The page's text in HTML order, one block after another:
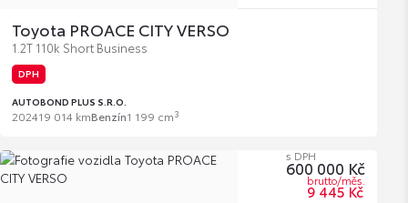
Toyota PROACE CITY VERSO
1.2T 110k Short Business
DPH
AUTOBOND PLUS S.R.O.
202419 014 kmBenzín1 199 cm3
s DPH
600 000 Kč
brutto/měs.
9 445 Kč